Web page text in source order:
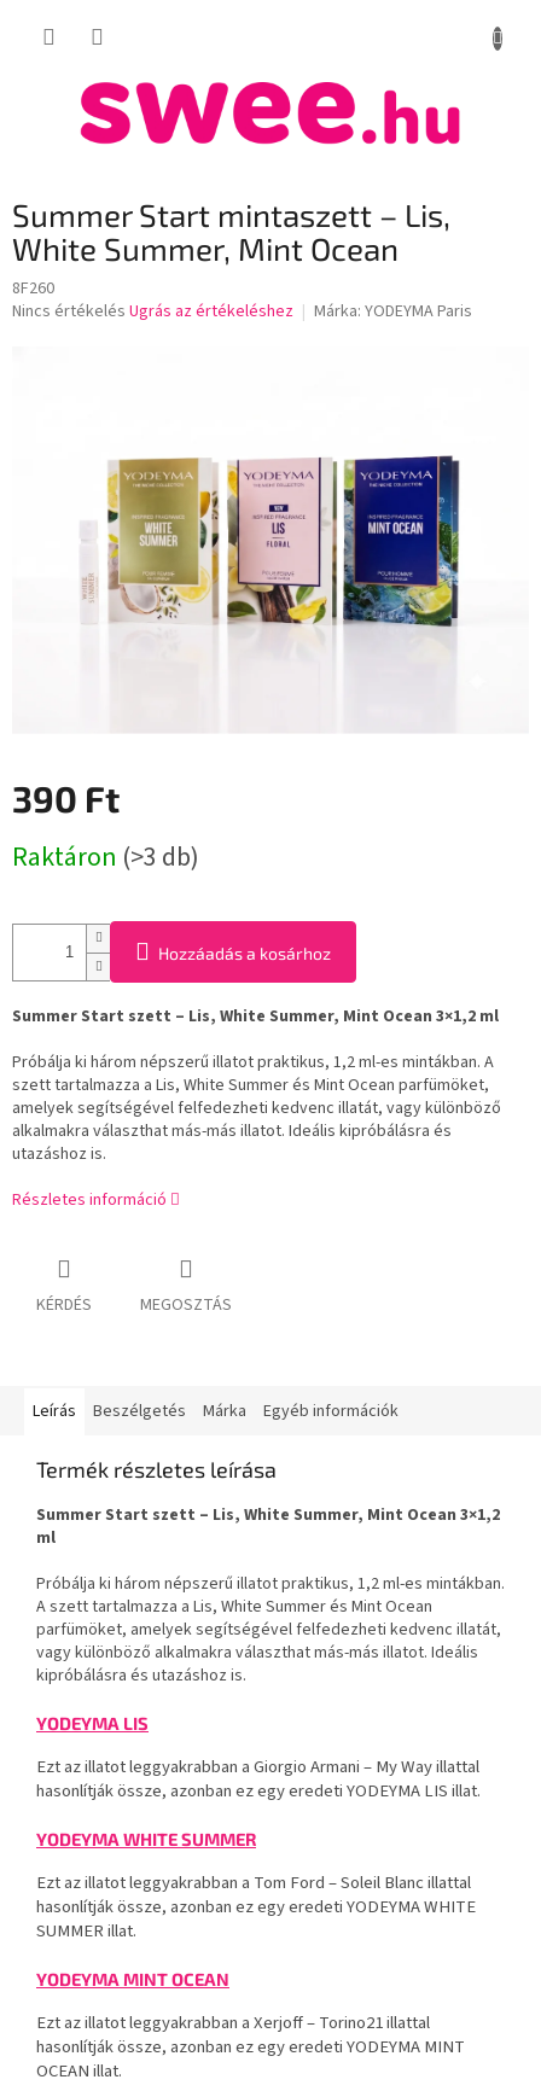
KOSÁR
Summer Start mintaszett – Lis,
White Summer, Mint Ocean
8F260
A
Nincs értékelés Ugrás az értékeléshez Márka: YODEYMA Paris
390 Ft
Raktáron (>3 db)
Hozzáadás a kosárhoz
Summer Start szett – Lis, White Summer, Mint Ocean 3×1,2 ml
Próbálja ki három népszerű illatot praktikus, 1,2 ml-es mintákban. A
szett tartalmazza a Lis, White Summer és Mint Ocean parfümöket,
amelyek segítségével felfedezheti kedvenc illatát, vagy különböző
alkalmakra választhat más-más illatot. Ideális kipróbálásra és
utazáshoz is.
Részletes információ
KÉRDÉS MEGOSZTÁS
Leírás Beszélgetés Márka Egyéb információk
Termék részletes leírása
Summer Start szett – Lis, White Summer, Mint Ocean 3×1,2
ml
Próbálja ki három népszerű illatot praktikus, 1,2 ml-es mintákban.
A szett tartalmazza a Lis, White Summer és Mint Ocean
parfümöket, amelyek segítségével felfedezheti kedvenc illatát,
vagy különböző alkalmakra választhat más-más illatot. Ideális
kipróbálásra és utazáshoz is.
YODEYMA LIS
Ezt az illatot leggyakrabban a Giorgio Armani – My Way illattal
hasonlítják össze, azonban ez egy eredeti YODEYMA LIS illat.
YODEYMA WHITE SUMMER
Ezt az illatot leggyakrabban a Tom Ford – Soleil Blanc illattal
hasonlítják össze, azonban ez egy eredeti YODEYMA WHITE
SUMMER illat.
YODEYMA MINT OCEAN
Ezt az illatot leggyakrabban a Xerjoff – Torino21 illattal
hasonlítják össze, azonban ez egy eredeti YODEYMA MINT
OCEAN illat.